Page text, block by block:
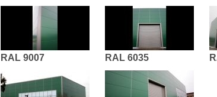
RAL 9007 RAL 6035